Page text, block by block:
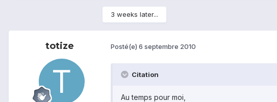
3 weeks later...
totize Posté(e) 6 septembre 2010
Citation
Au temps pour moi,